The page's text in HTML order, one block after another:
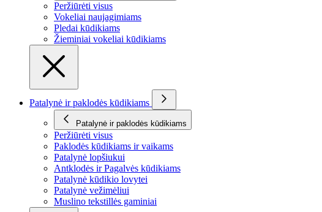
Peržiūrėti visus
Vokeliai naujagimiams
Pledai kūdikiams
Žieminiai vokeliai kūdikiams
Patalynė ir paklodės kūdikiams
Patalynė ir paklodės kūdikiams
Peržiūrėti visus
Paklodės kūdikiams ir vaikams
Patalynė lopšiukui
Antklodės ir Pagalvės kūdikiams
Patalynė kūdikio lovytei
Patalynė vežimėliui
Muslino tekstillės gaminiai